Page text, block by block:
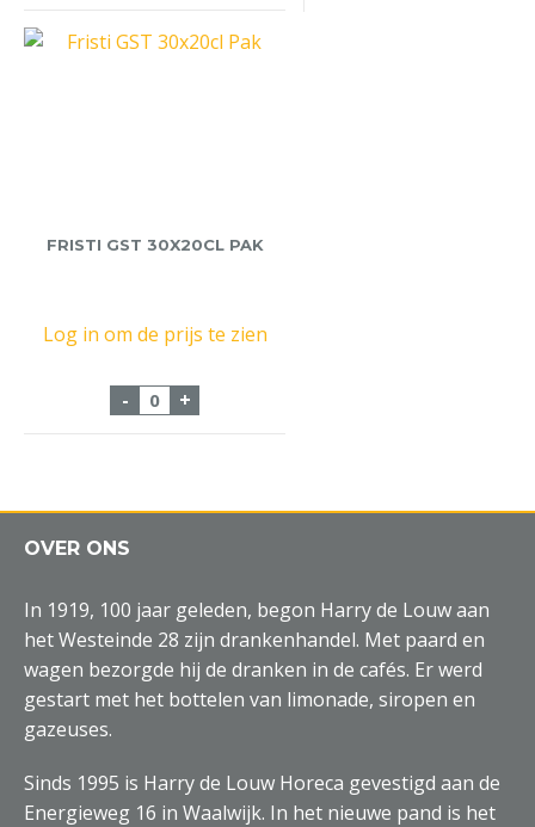
FRISTI GST 30X20CL PAK
Log in om de prijs te zien
- Fristi GST 30x20cl Pak aantal
+
OVER ONS
In 1919, 100 jaar geleden, begon Harry de Louw aan
het Westeinde 28 zijn drankenhandel. Met paard en
wagen bezorgde hij de dranken in de cafés. Er werd
gestart met het bottelen van limonade, siropen en
gazeuses.
Sinds 1995 is Harry de Louw Horeca gevestigd aan de
Energieweg 16 in Waalwijk. In het nieuwe pand is het